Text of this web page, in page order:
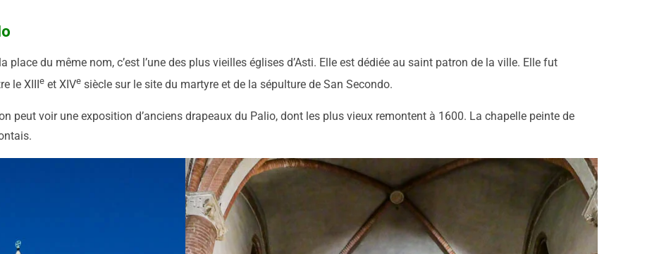
place du même nom, c’est l’une des plus vieilles églises d’Asti. Elle est dédiée au saint patron de la ville. Elle fut
le XIII
e et XIVe siècle sur le site du martyre et de la sépulture de San Secondo.
peut voir une exposition d’anciens drapeaux du Palio, dont les plus vieux remontent à 1600. La chapelle peinte de